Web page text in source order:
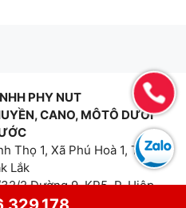
PHY NUT
CANO, MÔTÔ DƯỚI
Thọ 1, Xã Phú Hoà 1, Tỉnh
Lắk
2 Đường 9, KP5, P. Hiệp
Đức, Tp. Hồ Chí Minh